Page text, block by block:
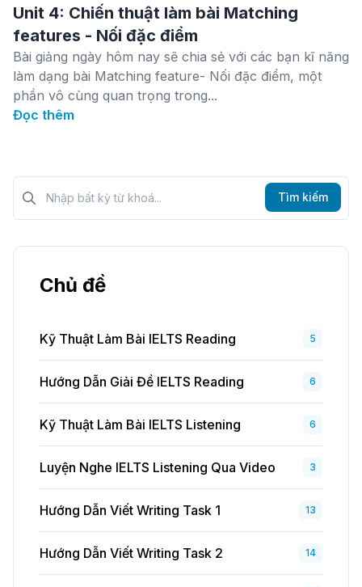
Unit 4: Chiến thuật làm bài Matching
features - Nối đặc điểm
Bài giảng ngày hôm nay sẽ chia sẻ với các bạn kĩ năng
làm dạng bài Matching feature- Nối đặc điểm, một
phần vô cùng quan trọng trong...
Đọc thêm
Tìm kiếm?>
Tìm kiếm
Chủ đề
Kỹ Thuật Làm Bài IELTS Reading 5
Hướng Dẫn Giải Đề IELTS Reading 6
Kỹ Thuật Làm Bài IELTS Listening 6
Luyện Nghe IELTS Listening Qua Video 3
Hướng Dẫn Viết Writing Task 1 13
Hướng Dẫn Viết Writing Task 2 14